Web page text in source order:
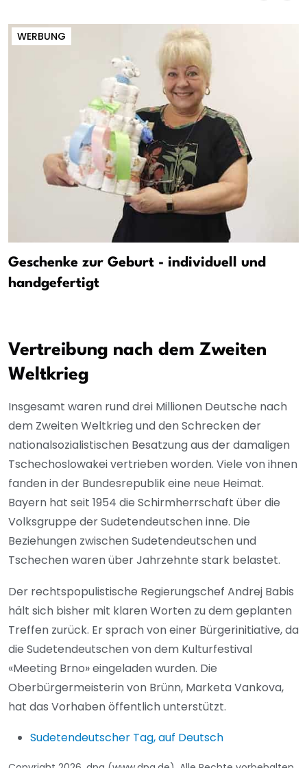
WERBUNG
Geschenke zur Geburt - individuell und
handgefertigt
Vertreibung nach dem Zweiten
Weltkrieg
Insgesamt waren rund drei Millionen Deutsche nach
dem Zweiten Weltkrieg und den Schrecken der
nationalsozialistischen Besatzung aus der damaligen
Tschechoslowakei vertrieben worden. Viele von ihnen
fanden in der Bundesrepublik eine neue Heimat.
Bayern hat seit 1954 die Schirmherrschaft über die
Volksgruppe der Sudetendeutschen inne. Die
Beziehungen zwischen Sudetendeutschen und
Tschechen waren über Jahrzehnte stark belastet.
Der rechtspopulistische Regierungschef Andrej Babis
hält sich bisher mit klaren Worten zu dem geplanten
Treffen zurück. Er sprach von einer Bürgerinitiative, da
die Sudetendeutschen von dem Kulturfestival
«Meeting Brno» eingeladen wurden. Die
Oberbürgermeisterin von Brünn, Marketa Vankova,
hat das Vorhaben öffentlich unterstützt.
Sudetendeutscher Tag, auf Deutsch